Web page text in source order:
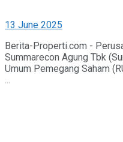
13 June 2025
Berita-Properti.com -
Summarecon Agung Tbk
Umum Pemegang Saham
...